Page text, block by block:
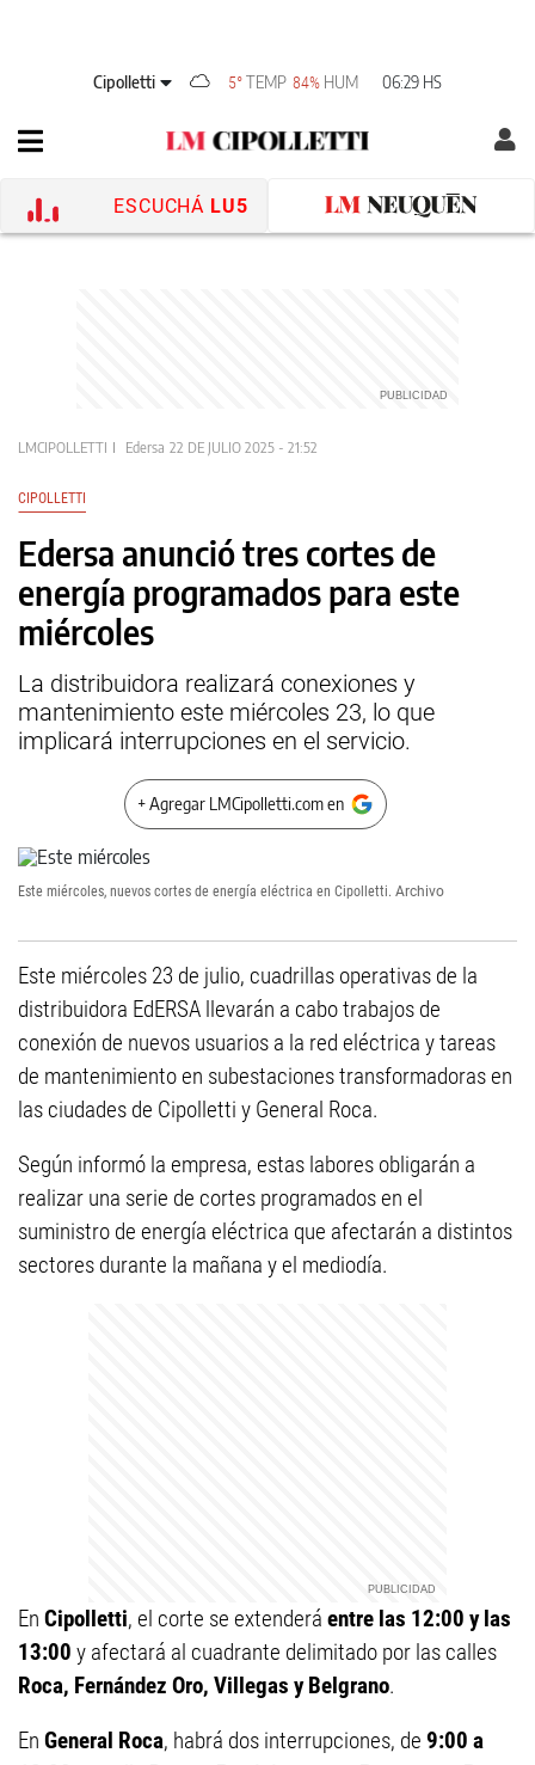
Cipolletti 5° TEMP 84% HUM 06:29 HS
ESCUCHÁ LU5
LMCIPOLLETTI Edersa 22 DE JULIO 2025 - 21:52
CIPOLLETTI
Edersa anunció tres cortes de
energía programados para este
miércoles
La distribuidora realizará conexiones y
mantenimiento este miércoles 23, lo que
implicará interrupciones en el servicio.
+ Agregar LMCipolletti.com en
Este miércoles, nuevos cortes de energía eléctrica en Cipolletti. Archivo
Este miércoles 23 de julio, cuadrillas operativas de la
distribuidora EdERSA llevarán a cabo trabajos de
conexión de nuevos usuarios a la red eléctrica y tareas
de mantenimiento en subestaciones transformadoras en
las ciudades de Cipolletti y General Roca.
Según informó la empresa, estas labores obligarán a
realizar una serie de cortes programados en el
suministro de energía eléctrica que afectarán a distintos
sectores durante la mañana y el mediodía.
En Cipolletti, el corte se extenderá entre las 12:00 y las
13:00 y afectará al cuadrante delimitado por las calles
Roca, Fernández Oro, Villegas y Belgrano.
En General Roca, habrá dos interrupciones, de 9:00 a